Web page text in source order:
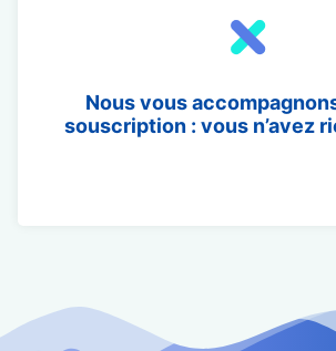
Nous vous
souscription : vous n’avez